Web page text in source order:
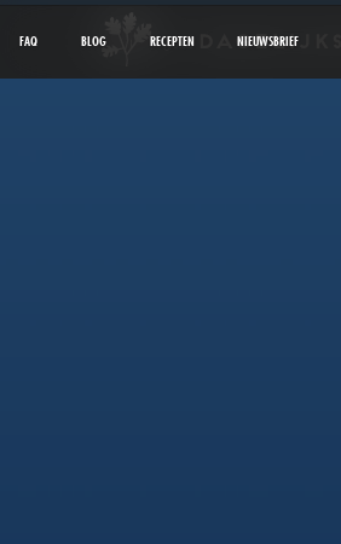
FAQ BLOG RECEPTEN NIEUWSBRIEF